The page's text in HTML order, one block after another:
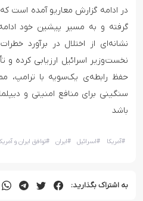
در ادامه گزارش معاریو آمده است که
گرفته و به مسیر پیشین خود ادامه
نشانه‌ای از اختلال در برآورد
نخست‌وزیر اسرائیل ارزیابی کرده و
حفظ رابطه‌ی یک‌سویه با ترامپ،
سنگینی برای منافع امنیتی و
باشد
#آمریکا #اسرائیل #ایران #توافق ایران و
به اشتراک بگذارید: